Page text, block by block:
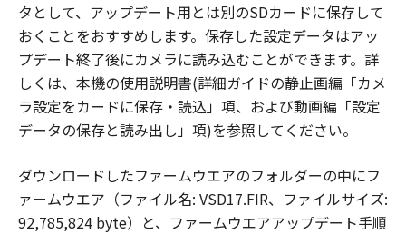
タとして、アップデート用とは別のSDカードに保存して
おくことをおすすめします。保存した設定データはアッ
プデート終了後にカメラに読み込むことができます。詳
しくは、本機の使用説明書(詳細ガイドの静止画編「カメ
ラ設定をカードに保存・読込」項、および動画編「設定
データの保存と読み出し」項)を参照してください。
ダウンロードしたファームウエアのフォルダーの中にフ
ァームウエア（ファイル名: VSD17.FIR、ファイルサイズ:
92,785,824 byte）と、ファームウエアアップデート手順